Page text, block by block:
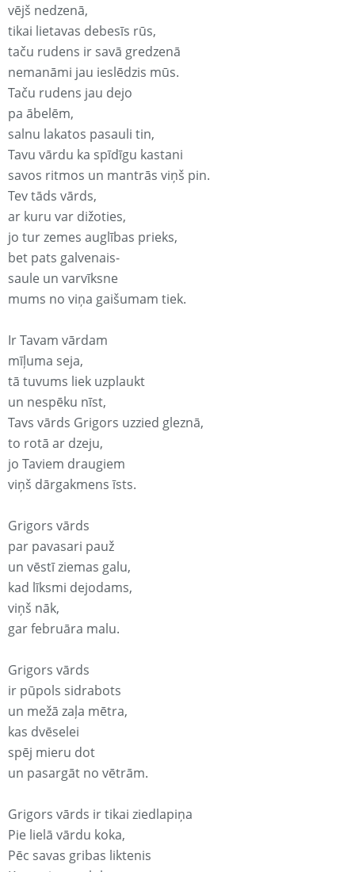
vējš nedzenā,
tikai lietavas debesīs rūs,
taču rudens ir savā gredzenā
nemanāmi jau ieslēdzis mūs.
Taču rudens jau dejo
pa ābelēm,
salnu lakatos pasauli tin,
Tavu vārdu ka spīdīgu kastani
savos ritmos un mantrās viņš pin.
Tev tāds vārds,
ar kuru var dižoties,
jo tur zemes auglības prieks,
bet pats galvenais-
saule un varvīksne
mums no viņa gaišumam tiek.
Ir Tavam vārdam
mīļuma seja,
tā tuvums liek uzplaukt
un nespēku nīst,
Tavs vārds Grigors uzzied gleznā,
to rotā ar dzeju,
jo Taviem draugiem
viņš dārgakmens īsts.
Grigors vārds
par pavasari pauž
un vēstī ziemas galu,
kad līksmi dejodams,
viņš nāk,
gar februāra malu.
Grigors vārds
ir pūpols sidrabots
un mežā zaļa mētra,
kas dvēselei
spēj mieru dot
un pasargāt no vētrām.
Grigors vārds ir tikai ziedlapiņa
Pie lielā vārdu koka,
Pēc savas gribas liktenis